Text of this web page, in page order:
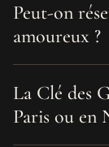
Peut-on
amoureux ?
La Clé des
Paris ou en